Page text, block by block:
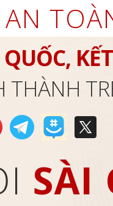
AN
THÀNH
SÀI